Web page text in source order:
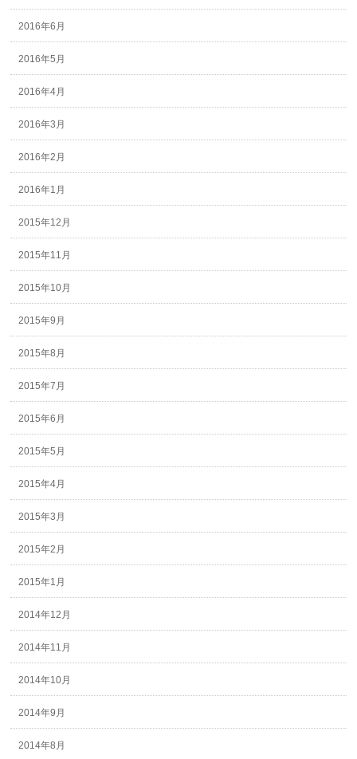
2016年6月
2016年5月
2016年4月
2016年3月
2016年2月
2016年1月
2015年12月
2015年11月
2015年10月
2015年9月
2015年8月
2015年7月
2015年6月
2015年5月
2015年4月
2015年3月
2015年2月
2015年1月
2014年12月
2014年11月
2014年10月
2014年9月
2014年8月